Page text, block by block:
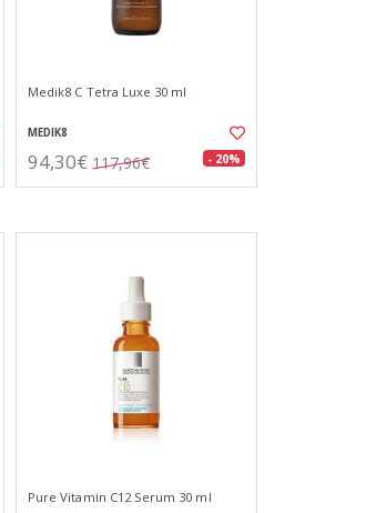
Medik8 C Tetra Luxe 30 ml
MEDIK8
94,30€ 117,96€ - 20%
Pure Vitamin C12 Serum 30 ml